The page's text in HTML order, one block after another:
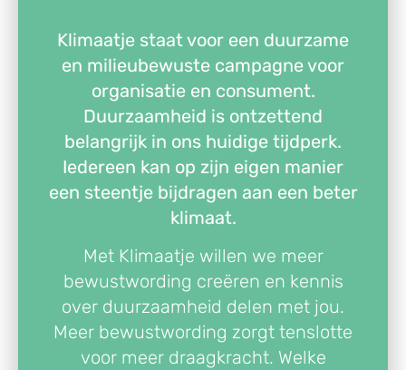
Klimaatje staat voor een duurzame
en milieubewuste campagne voor
organisatie en consument.
Duurzaamheid is ontzettend
belangrijk in ons huidige tijdperk.
Iedereen kan op zijn eigen manier
een steentje bijdragen aan een beter
klimaat.
Met Klimaatje willen we meer
bewustwording creëren en kennis
over duurzaamheid delen met jou.
Meer bewustwording zorgt tenslotte
voor meer draagkracht. Welke